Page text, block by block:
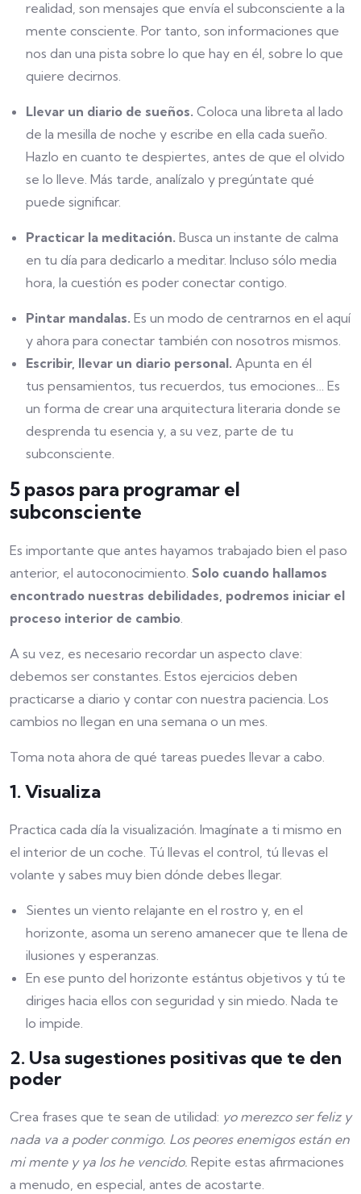
realidad, son mensajes que envía el subconsciente a la
mente consciente. Por tanto, son informaciones que
nos dan una pista sobre lo que hay en él, sobre lo que
quiere decirnos.
Llevar un diario de sueños. Coloca una libreta al lado
de la mesilla de noche y escribe en ella cada sueño.
Hazlo en cuanto te despiertes, antes de que el olvido
se lo lleve. Más tarde, analízalo y pregúntate qué
puede significar.
Practicar la meditación. Busca un instante de calma
en tu día para dedicarlo a meditar. Incluso sólo media
hora, la cuestión es poder conectar contigo.
Pintar mandalas. Es un modo de centrarnos en el aquí
y ahora para conectar también con nosotros mismos.
Escribir, llevar un diario personal. Apunta en él
tus pensamientos, tus recuerdos, tus emociones… Es
un forma de crear una arquitectura literaria donde se
desprenda tu esencia y, a su vez, parte de tu
subconsciente.
5 pasos para programar el
subconsciente
Es importante que antes hayamos trabajado bien el paso
anterior, el autoconocimiento. Solo cuando hallamos
encontrado nuestras debilidades, podremos iniciar el
proceso interior de cambio.
A su vez, es necesario recordar un aspecto clave:
debemos ser constantes. Estos ejercicios deben
practicarse a diario y contar con nuestra paciencia. Los
cambios no llegan en una semana o un mes.
Toma nota ahora de qué tareas puedes llevar a cabo.
1. Visualiza
Practica cada día la visualización. Imagínate a ti mismo en
el interior de un coche. Tú llevas el control, tú llevas el
volante y sabes muy bien dónde debes llegar.
Sientes un viento relajante en el rostro y, en el
horizonte, asoma un sereno amanecer que te llena de
ilusiones y esperanzas.
En ese punto del horizonte estántus objetivos y tú te
diriges hacia ellos con seguridad y sin miedo. Nada te
lo impide.
2. Usa sugestiones positivas que te den
poder
Crea frases que te sean de utilidad: yo merezco ser feliz y
nada va a poder conmigo. Los peores enemigos están en
mi mente y ya los he vencido. Repite estas afirmaciones
a menudo, en especial, antes de acostarte.